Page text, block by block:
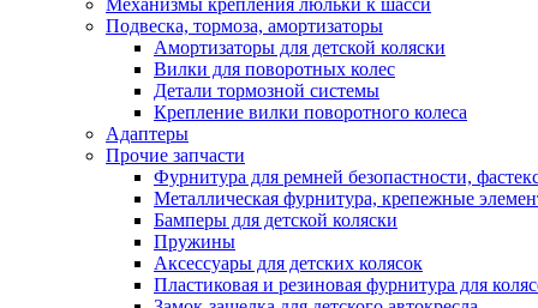
Механизмы крепления люльки к шасси
Подвеска, тормоза, амортизаторы
Амортизаторы для детской коляски
Вилки для поворотных колес
Детали тормозной системы
Крепление вилки поворотного колеса
Адаптеры
Прочие запчасти
Фурнитура для ремней безопастности,
Металлическая фурнитура, крепежные
Бамперы для детской коляски
Пружины
Аксессуары для детских колясок
Пластиковая и резиновая фурнитура для